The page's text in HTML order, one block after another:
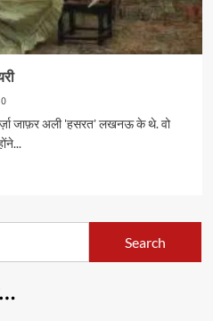
0
जाफ़र अली 'हसरत' लखनऊ के थे. वो